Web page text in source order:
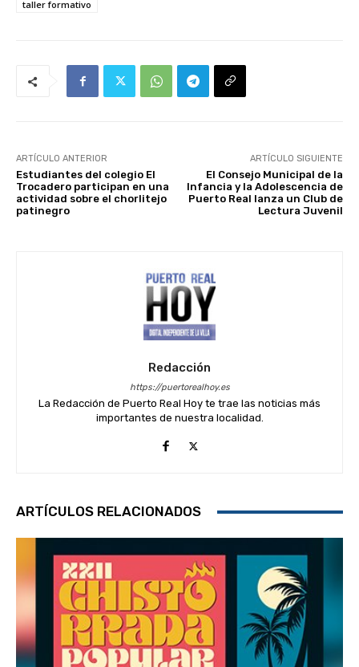
taller formativo
ARTÍCULO ANTERIOR
Estudiantes del colegio El
Trocadero participan en una
actividad sobre el chorlitejo
patinegro
ARTÍCULO SIGUIENTE
El Consejo Municipal de la
Infancia y la Adolescencia de
Puerto Real lanza un Club de
Lectura Juvenil
Redacción
https://puertorealhoy.es
La Redacción de Puerto Real Hoy te trae las noticias más
importantes de nuestra localidad.
ARTÍCULOS RELACIONADOS